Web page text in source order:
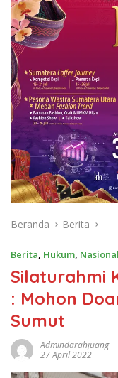
Beranda Berita
Berita, Hukum, Nasional
Silaturahmi
: Mohon
Sumut
Admindarahjuang
27 April 2022